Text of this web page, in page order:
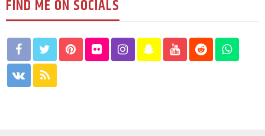
युके विशेष
सिएनएस युकेको वार्षिक भेला सम्पन्न : नेपाल संवाद
र अनुसन्धानमा जोड
FIND ME ON SOCIALS